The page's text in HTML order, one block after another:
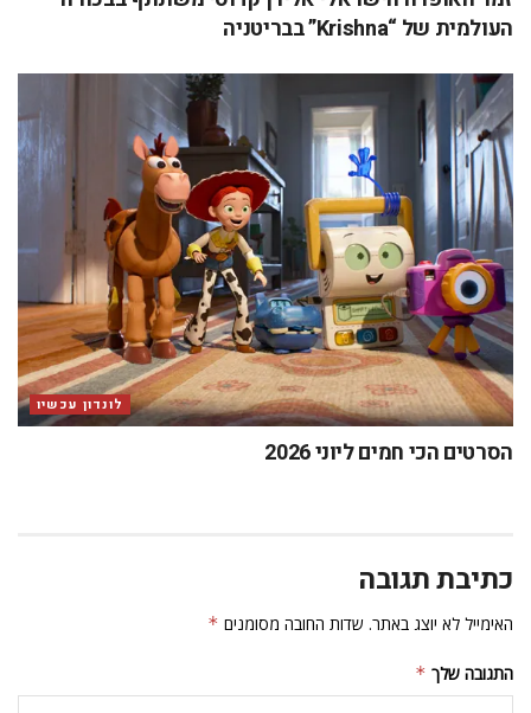
העולמית של “Krishna” בבריטניה
לונדון עכשיו
הסרטים הכי חמים ליוני 2026
כתיבת תגובה
האימייל לא יוצג באתר. שדות החובה מסומנים *
התגובה שלך *